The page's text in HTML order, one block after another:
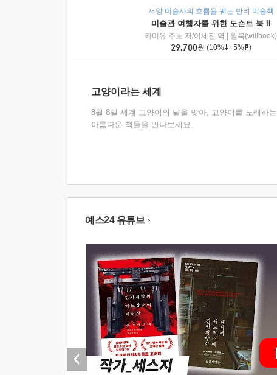
서양 미술사의 흐름을 꿰는 반려 미술책
미술관 여행자를 위한 도슨트 북 II
카미유 주노 저/이세진 역
윌북(willbook)
29,700원 (10% +5% )
고양이라는 세계
8월 8일 세계 고양이의 날을 맞아, 고양이를 노래하는
아름다운 책들을 만나보세요.
예스24 유튜브